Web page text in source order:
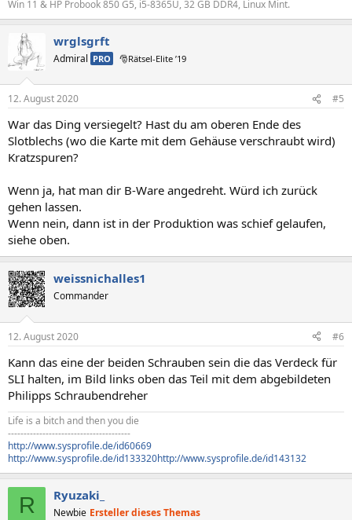
Win 11 & HP Probook 850 G5, i5-8365U, 32 GB DDR4, Linux Mint.
wrglsgrft
Admiral PRO 🎅Rätsel-Elite ’19
12. August 2020 #5
War das Ding versiegelt? Hast du am oberen Ende des
Slotblechs (wo die Karte mit dem Gehäuse verschraubt wird)
Kratzspuren?
Wenn ja, hat man dir B-Ware angedreht. Würd ich zurück
gehen lassen.
Wenn nein, dann ist in der Produktion was schief gelaufen,
siehe oben.
weissnichalles1
Commander
12. August 2020 #6
Kann das eine der beiden Schrauben sein die das Verdeck für
SLI halten, im Bild links oben das Teil mit dem abgebildeten
Philipps Schraubendreher
Life is a bitch and then you die
---------------------------------------
http://www.sysprofile.de/id60669
http://www.sysprofile.de/id133320http://www.sysprofile.de/id143132
R Ryuzaki_
Newbie Ersteller dieses Themas